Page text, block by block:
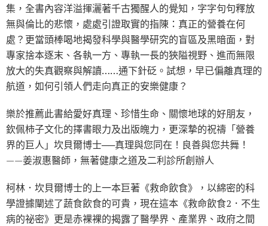
集，全書內容洋溢揮灑著千古獨醒人的覺知，字字句句釋放
無與倫比的悲懷，處處引證取實的指陳：真正的營養在何
處？更當頭棒喝地揭發科學與醫學研究的盲區及黑暗面，對
專家捨本逐末、各執一方、專執一長的狹隘視野、進而無限
放大的失真觀察與解讀……通下針砭。試想，早已偏離真理的
航道，如何引領人們走向真正的安樂健康？
樂於推薦此書給愛好真理、珍惜生命、關懷地球的好朋友，
欽佩柿子文化的擇書眼力及出版魄力，更深摯的祝禱「營養
界的巨人」坎貝爾博士──真理與您同在！良善與您共舞！
——姜淑惠醫師，無著健康之道及二利診所創辦人
柯林．坎貝爾博士的上一本巨著《救命飲食》，以綿密的科
學證據闡述了蔬食飲食的可貴，現在這本《救命飲食2．不生
病的祕密》更是赤裸裸的揭露了醫學界、產業界、政府之間